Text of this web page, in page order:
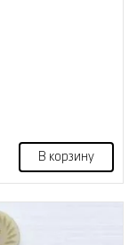
В корзину